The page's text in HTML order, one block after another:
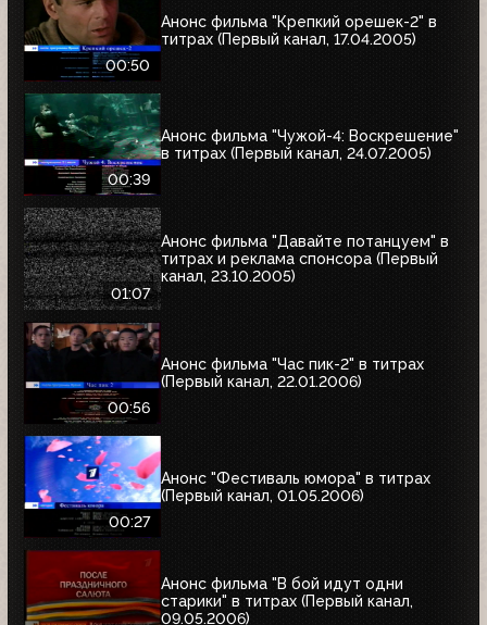
00:50
Анонс фильма "Крепкий орешек-2" в
титрах (Первый канал, 17.04.2005)
00:39
Анонс фильма "Чужой-4: Воскрешение"
в титрах (Первый канал, 24.07.2005)
01:07
Анонс фильма "Давайте потанцуем" в
титрах и реклама спонсора (Первый
канал, 23.10.2005)
00:56
Анонс фильма "Час пик-2" в титрах
(Первый канал, 22.01.2006)
00:27
Анонс "Фестиваль юмора" в титрах
(Первый канал, 01.05.2006)
Анонс фильма "В бой идут одни
старики" в титрах (Первый канал,
09.05.2006)